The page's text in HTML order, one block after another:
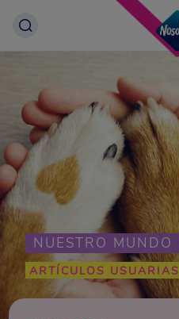
NUESTRO MUNDO
ARTÍCULOS USUARIAS